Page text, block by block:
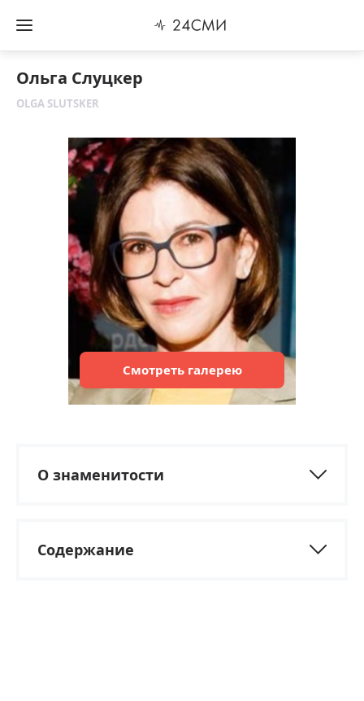
Ольга Слуцкер
OLGA SLUTSKER
Смотреть галерею
О знаменитости
Содержание